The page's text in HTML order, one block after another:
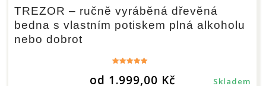
TREZOR – ručně vyráběná dřevěná
bedna s vlastním potiskem plná alkoholu
nebo dobrot
5.00
z 5
od 1.999,00 Kč Skladem